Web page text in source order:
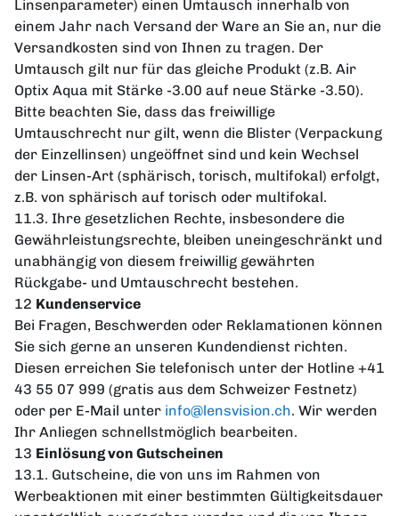
Linsenparameter) einen Umtausch innerhalb von
einem Jahr nach Versand der Ware an Sie an, nur die
Versandkosten sind von Ihnen zu tragen. Der
Umtausch gilt nur für das gleiche Produkt (z.B. Air
Optix Aqua mit Stärke -3.00 auf neue Stärke -3.50).
Bitte beachten Sie, dass das freiwillige
Umtauschrecht nur gilt, wenn die Blister (Verpackung
der Einzellinsen) ungeöffnet sind und kein Wechsel
der Linsen-Art (sphärisch, torisch, multifokal) erfolgt,
z.B. von sphärisch auf torisch oder multifokal.
11.3. Ihre gesetzlichen Rechte, insbesondere die
Gewährleistungsrechte, bleiben uneingeschränkt und
unabhängig von diesem freiwillig gewährten
Rückgabe- und Umtauschrecht bestehen.
12 Kundenservice
Bei Fragen, Beschwerden oder Reklamationen können
Sie sich gerne an unseren Kundendienst richten.
Diesen erreichen Sie telefonisch unter der Hotline +41
43 55 07 999 (gratis aus dem Schweizer Festnetz)
oder per E-Mail unter info@lensvision.ch. Wir werden
Ihr Anliegen schnellstmöglich bearbeiten.
13 Einlösung von Gutscheinen
13.1. Gutscheine, die von uns im Rahmen von
Werbeaktionen mit einer bestimmten Gültigkeitsdauer